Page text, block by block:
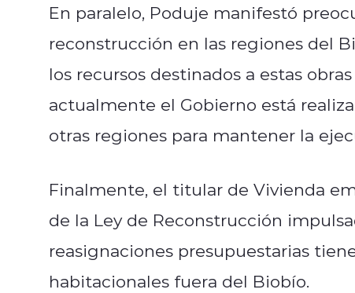
En paralelo, Poduje manifestó
reconstrucción en las regiones del
los recursos destinados a estas
actualmente el Gobierno está
otras regiones para mantener la
Finalmente, el titular de Vivienda
de la Ley de Reconstrucción
reasignaciones presupuestarias
habitacionales fuera del Biobío.